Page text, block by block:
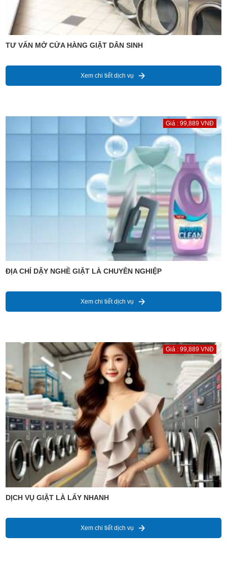
TƯ VẤN MỞ CỬA HÀNG GIẶT DÂN SINH
Xem chi tiết dịch vụ
Giá : 99,889 VNĐ
ĐỊA CHỈ DẬY NGHỀ GIẶT LÀ CHUYÊN NGHIỆP
Xem chi tiết dịch vụ
Giá : 99,889 VNĐ
DỊCH VỤ GIẶT LÀ LẤY NHANH
Xem chi tiết dịch vụ